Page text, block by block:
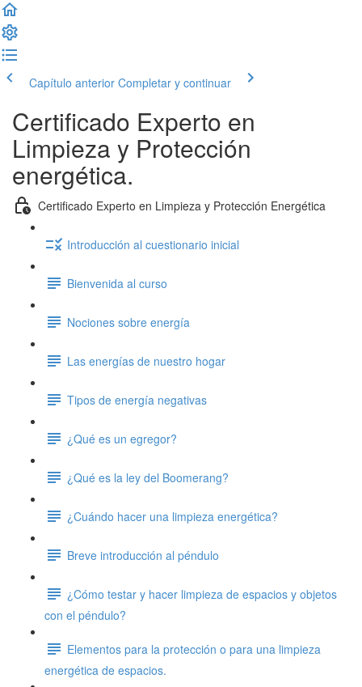
Capítulo anterior Completar y continuar
Certificado Experto en
Limpieza y Protección
energética.
Certificado Experto en Limpieza y Protección Energética
Introducción al cuestionario inicial
Bienvenida al curso
Nociones sobre energía
Las energías de nuestro hogar
Tipos de energía negativas
¿Qué es un egregor?
¿Qué es la ley del Boomerang?
¿Cuándo hacer una limpieza energética?
Breve introducción al péndulo
¿Cómo testar y hacer limpieza de espacios y objetos
con el péndulo?
Elementos para la protección o para una limpieza
energética de espacios.